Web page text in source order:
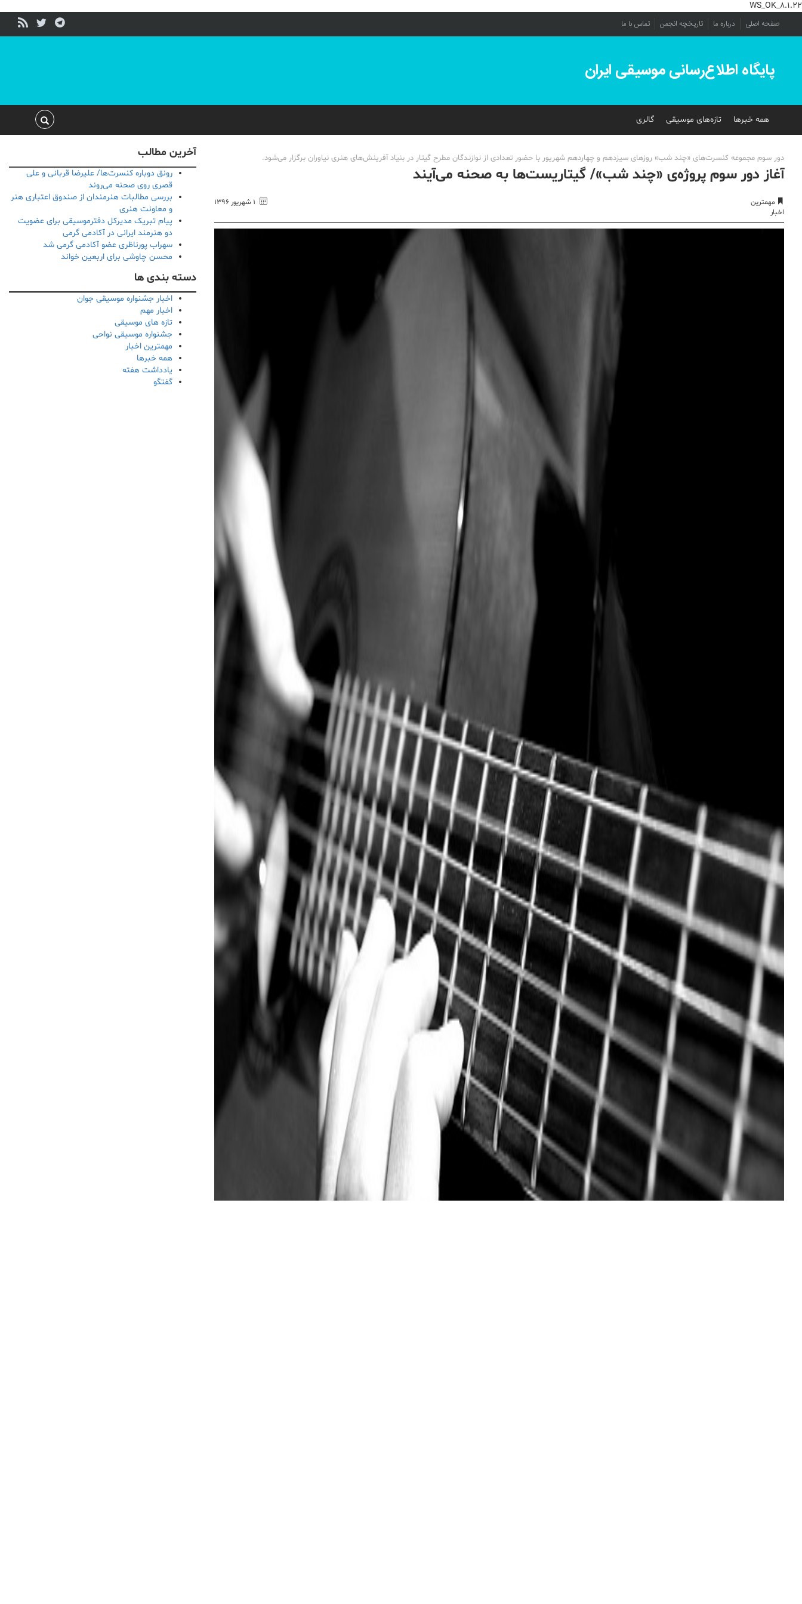
WS_OK_8.1.22
صفحه اصلی درباره ما تاریخچه انجمن تماس با ما
پایگاه اطلاع‌رسانی موسیقی ایران
همه خبرها تازه‌های موسیقی گالری
دور سوم مجموعه کنسرت‌های «چند شب» روزهای سیزدهم و چهاردهم شهریور با حضور تعدادی از نوازندگان مطرح گیتار در بنیاد آفرینش‌های هنری نیاوران برگزار می‌شود.
آغاز دور سوم پروژه‌ی «چند شب»/ گیتاریست‌ها به صحنه می‌آیند
مهمترین
اخبار
۱ شهریور ۱۳۹۶
آخرین مطالب
رونق دوباره کنسرت‌ها/ علیرضا قربانی و علی
قصری روی صحنه می‌روند
بررسی مطالبات هنرمندان از صندوق اعتباری هنر
و معاونت هنری
پیام تبریک مدیرکل دفترموسیقی برای عضویت
دو هنرمند ایرانی در آکادمی گرمی
سهراب پورناظری عضو آکادمی گرمی شد
محسن چاوشی برای اربعین خواند
دسته بندی ها
اخبار جشنواره موسیقی جوان
اخبار مهم
تازه های موسیقی
جشنواره موسیقی نواحی
مهمترین اخبار
همه خبرها
یادداشت هفته
گفتگو